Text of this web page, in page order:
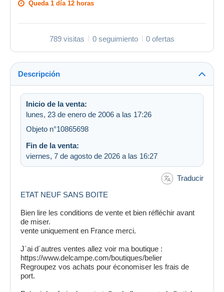
Queda 1 día 12 horas
789 visitas 0 seguimiento 0 ofertas
Descripción
Inicio de la venta:
lunes, 23 de enero de 2006 a las 17:26
Objeto n°10865698
Fin de la venta:
viernes, 7 de agosto de 2026 a las 16:27
Traducir
ETAT NEUF SANS BOITE
Bien lire les conditions de vente et bien réfléchir avant
de miser.
vente uniquement en France merci.
J´ai d´autres ventes allez voir ma boutique :
https://www.delcampe.com/boutiques/belier
Regroupez vos achats pour économiser les frais de
port.